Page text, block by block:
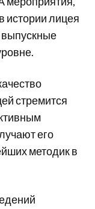
истории лицея
стремится
его
методик в